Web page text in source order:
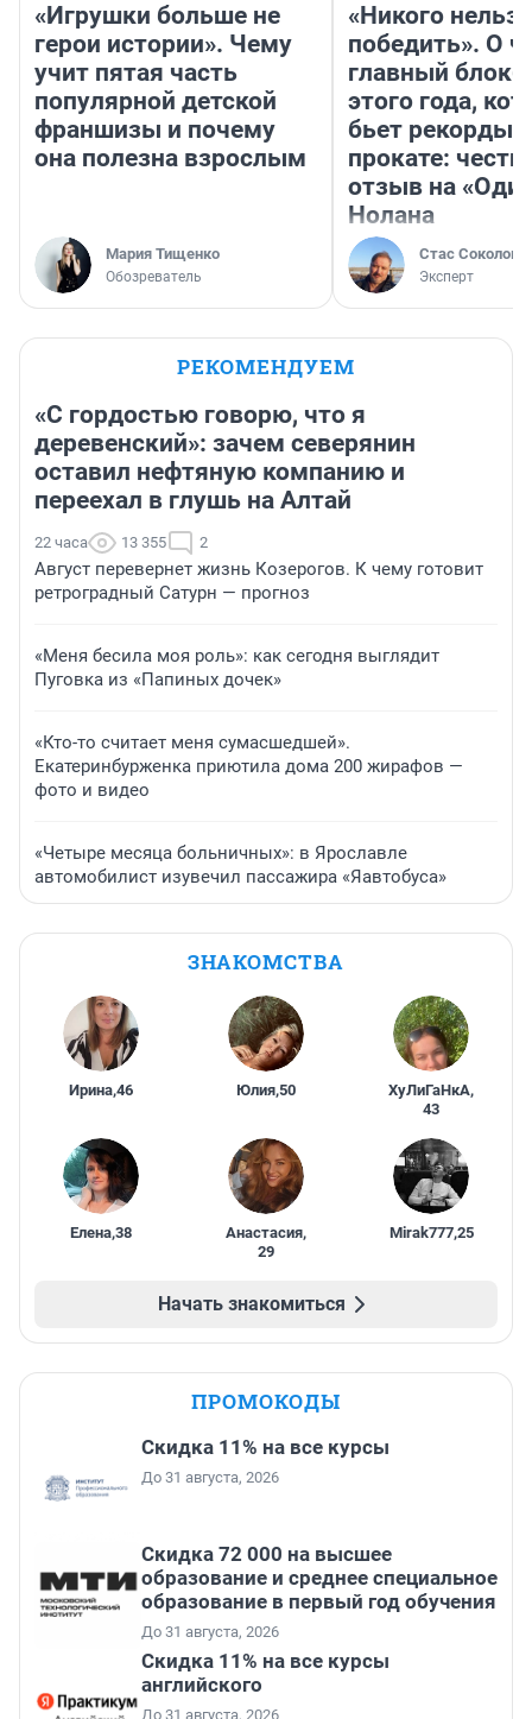
«Игрушки больше не
герои истории». Чему
учит пятая часть
популярной детской
франшизы и почему
она полезна взрослым
Мария Тищенко
Обозреватель
«Никого нельзя
победить». О
главный
этого года,
бьет рекорды в
прокате:
отзыв на
Нолана
Стас Соколов
Эксперт
РЕКОМЕНДУЕМ
«С гордостью говорю, что я
деревенский»: зачем северянин
оставил нефтяную компанию и
переехал в глушь на Алтай
22 часа 13 355 2
Август перевернет жизнь Козерогов. К чему готовит
ретроградный Сатурн — прогноз
«Меня бесила моя роль»: как сегодня выглядит
Пуговка из «Папиных дочек»
«Кто-то считает меня сумасшедшей».
Екатеринбурженка приютила дома 200 жирафов —
фото и видео
«Четыре месяца больничных»: в Ярославле
автомобилист изувечил пассажира «Яавтобуса»
ЗНАКОМСТВА
Ирина,46 Юлия,50 ХуЛиГаНкА,
43
Елена,38 Анастасия,
29
Mirak777,25
Начать знакомиться
ПРОМОКОДЫ
Скидка 11% на все курсы
До 31 августа, 2026
Скидка 72 000 на высшее
образование и среднее специальное
образование в первый год обучения
До 31 августа, 2026
Скидка 11% на все курсы
английского
До 31 августа, 2026